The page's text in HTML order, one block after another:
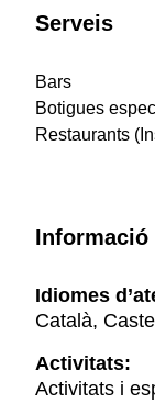
Serveis
Bars
Botigues
Restaurants
Informació
Idiomes
Català,
Activitats:
Activitats i